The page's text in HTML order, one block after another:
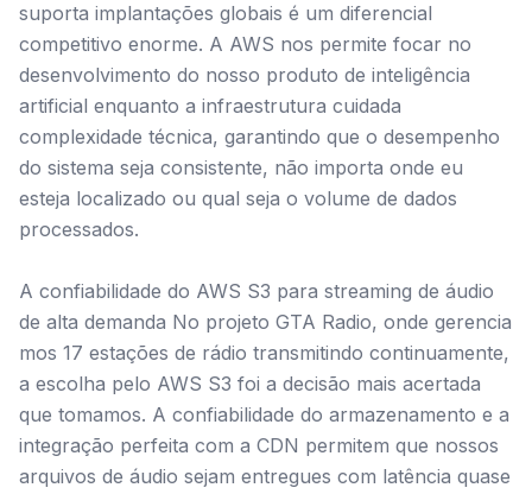
suporta implantações globais é um diferencial
competitivo enorme. A AWS nos permite focar no
desenvolvimento do nosso produto de inteligência
artificial enquanto a infraestrutura cuidada
complexidade técnica, garantindo que o desempenho
do sistema seja consistente, não importa onde eu
esteja localizado ou qual seja o volume de dados
processados.
A confiabilidade do AWS S3 para streaming de áudio
de alta demanda No projeto GTA Radio, onde gerencia
mos 17 estações de rádio transmitindo continuamente,
a escolha pelo AWS S3 foi a decisão mais acertada
que tomamos. A confiabilidade do armazenamento e a
integração perfeita com a CDN permitem que nossos
arquivos de áudio sejam entregues com latência quase